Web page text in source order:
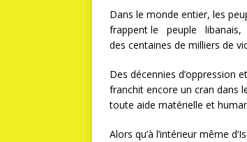
Dans le monde entier, les
frappent le peuple libanais,
des centaines de milliers de
Des décennies d’oppression
franchit encore un cran dans
toute aide matérielle et
Alors qu’à l’intérieur même